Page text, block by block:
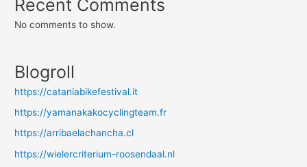
Recent Comments
No comments to show.
Blogroll
https://cataniabikefestival.it
https://yamanakakocyclingteam.fr
https://arribaelachancha.cl
https://wielercriterium-roosendaal.nl